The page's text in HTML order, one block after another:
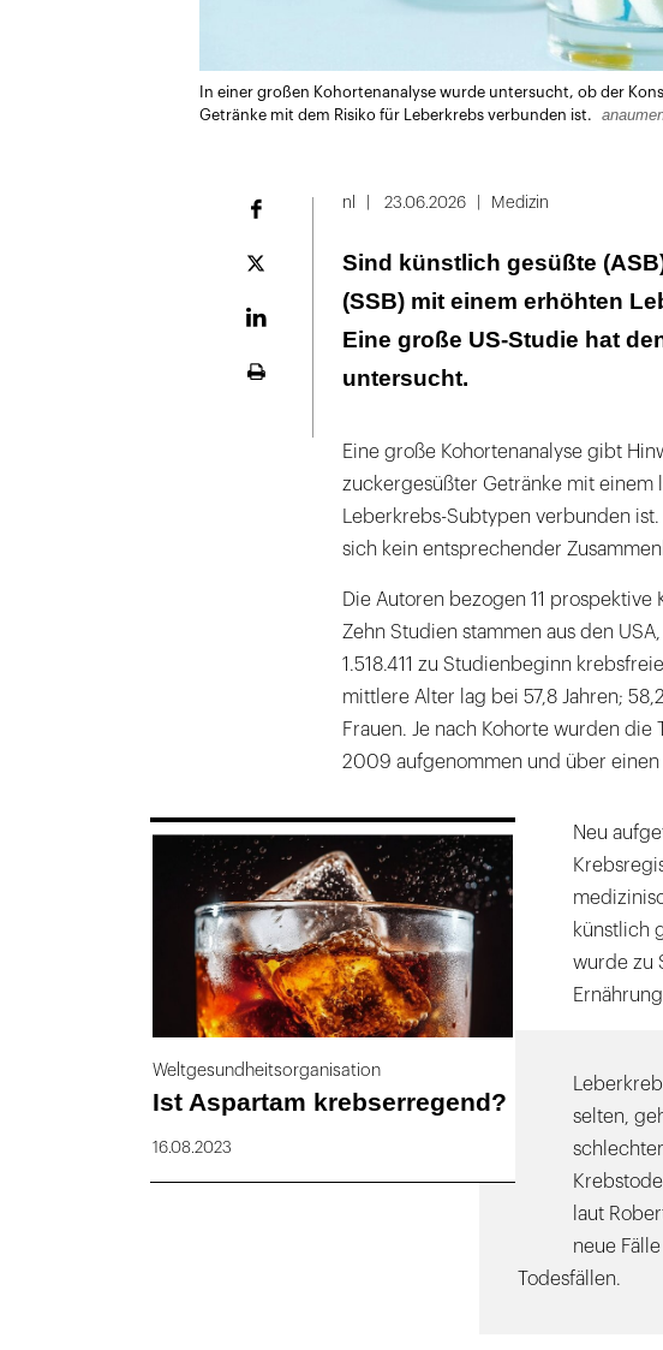
In einer großen Kohortenanalyse wurde untersucht, ob der
Getränke mit dem Risiko für Leberkrebs verbunden ist.
Plattform
nl 23.06.2026 Medizin
Sind künstlich gesüßte
(SSB) mit einem erhöhten
Eine große US-Studie hat
untersucht.
Eine große Kohortenanalyse gibt
zuckergesüßter Getränke mit einem
Leberkrebs-Subtypen verbunden
sich kein entsprechender
Die Autoren bezogen 11
Zehn Studien stammen aus den
1.518.411 zu Studienbeginn
mittlere Alter lag bei 57,8 Jahren;
Frauen. Je nach Kohorte wurden
2009 aufgenommen und über
Weltgesundheitsorganisation
Ist Aspartam krebserregend?
16.08.2023
Neu
künstlich
wurde zu
selten,
laut
neue
Todesfällen.